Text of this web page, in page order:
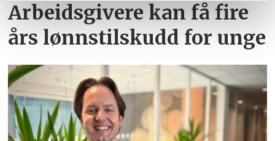
Arbeidsgivere kan få fire
års lønnstilskudd for unge